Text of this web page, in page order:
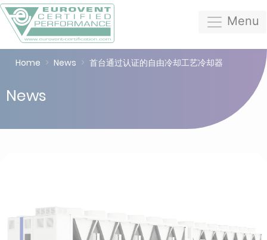
Menu
Home News 首台通过认证的自由冷却工艺冷却器
News